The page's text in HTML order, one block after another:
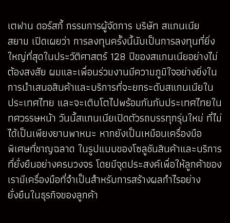
เตฟาน ดอร์สกี้ กรรมการผู้จัดการ บริษัท สแกนเนีย
สยาม เปิดเผยว่า การลงทุนครั้งนี้นับเป็นการลงทุนที่ยิ่ง
ใหญ่ที่สุดในประวัติศาสตร์ 128 ปีของสแกนเนียอย่างไม่
ต้องสงสัย ผมและเพื่อนร่วมงานมีความภูมิใจอย่างยิ่งใน
การนำเสนอสินค้าและบริการที่จะยกระดับสแกนเนียใน
ประเทศไทย และจะเติบโตไปพร้อมกันกับประเทศไทยใน
ทศวรรษหน้า วันนี้สแกนเนียเปิดตัวรถบรรทุกรุ่นใหม่ ที่ไม่
ได้เป็นเพียงยานพาหนะ หากยังเป็นเหมือนเครื่องมือ
พิเศษที่ชาญฉลาด ในรูปแบบของโซลูชันสินค้าและบริการ
ที่ยั่งยืนอย่างครบวงจร โดยมีจุดประสงค์เพื่อให้ลูกค้าของ
เรามีเครื่องมือที่จำเป็นสำหรับการสร้างผลกำไรอย่าง
ยั่งยืนในธุรกิจของลูกค้า